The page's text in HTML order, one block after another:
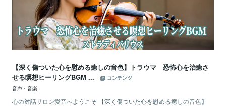
【深く傷ついた心を慰める癒しの音色】トラウマ 恐怖心を治癒さ
せる瞑想ヒーリングBGM ...
コンテンツ
音声・音楽
心の対話サロン愛音へようこそ 【深く傷ついた心を慰める癒しの音色】